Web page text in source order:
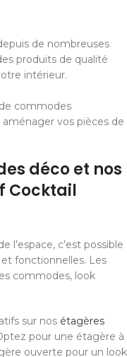
de nombreuses
produits de qualité
intérieur.
commodes
vos pièces de
déco et nos
Cocktail
l’espace, c’est possible
fonctionnelles. Les
commodes, look
sur nos étagères
pour une étagère à
ouverte pour un look